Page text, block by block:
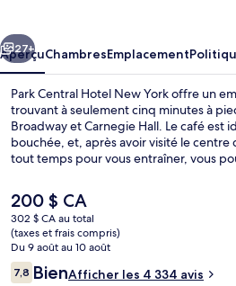
New
York
Suivant
27+
AperçuChambresEmplacement
Park Central Hotel New York offre un
trouvant à seulement cinq minutes à
Broadway et Carnegie Hall. Le café est
bouchée, et, après avoir visité le centre
tout temps pour vous entraîner, vous
juste 10 minutes de marche des points
Broadway et Central Park. Les autres
l’emplacement central pour les sites
proximité au transport en commun :
Seventh Avenue est très près et Station
(53rd St.) n’est qu’à 2 minutes à pied.
Le
prix
actuel
est
de 200 $ CA
200 $ CA
302 $ CA au total
(taxes et frais compris)
Du 9 août au 10 août
Avis
7,87,8 sur 10 –
BienAfficher les 4 334 avis